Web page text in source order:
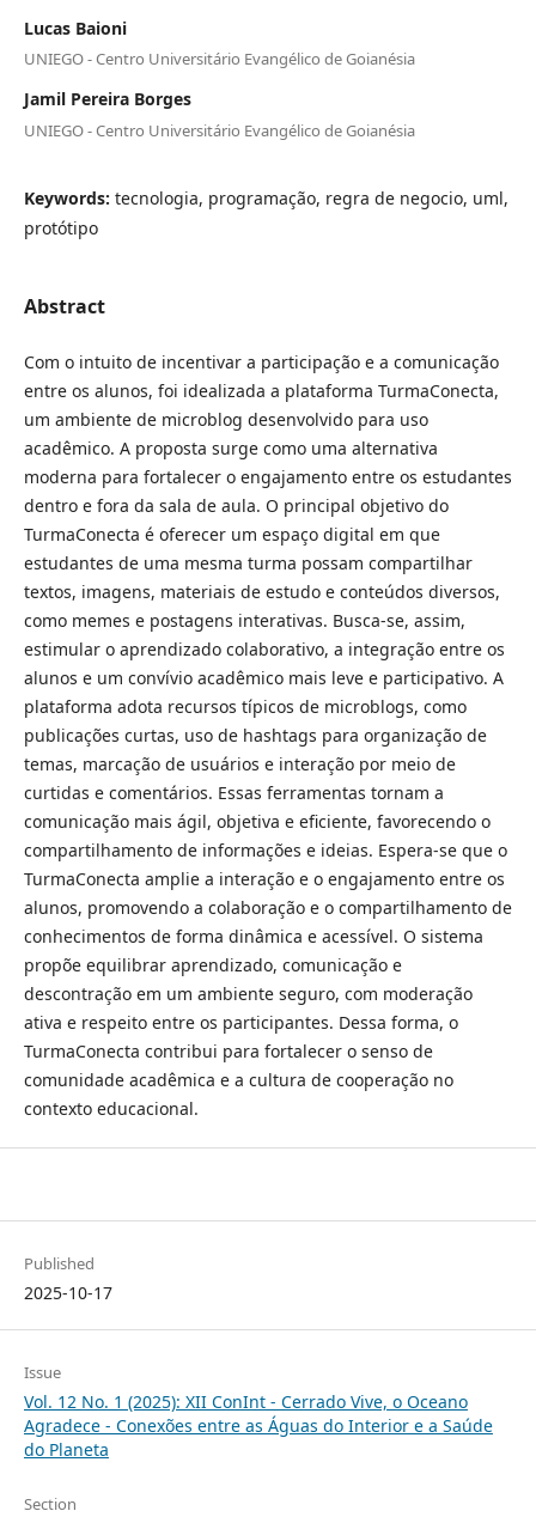
Lucas Baioni
UNIEGO - Centro Universitário Evangélico de Goianésia
Jamil Pereira Borges
UNIEGO - Centro Universitário Evangélico de Goianésia
Keywords: tecnologia, programação, regra de negocio, uml,
protótipo
Abstract
Com o intuito de incentivar a participação e a comunicação
entre os alunos, foi idealizada a plataforma TurmaConecta,
um ambiente de microblog desenvolvido para uso
acadêmico. A proposta surge como uma alternativa
moderna para fortalecer o engajamento entre os estudantes
dentro e fora da sala de aula. O principal objetivo do
TurmaConecta é oferecer um espaço digital em que
estudantes de uma mesma turma possam compartilhar
textos, imagens, materiais de estudo e conteúdos diversos,
como memes e postagens interativas. Busca-se, assim,
estimular o aprendizado colaborativo, a integração entre os
alunos e um convívio acadêmico mais leve e participativo. A
plataforma adota recursos típicos de microblogs, como
publicações curtas, uso de hashtags para organização de
temas, marcação de usuários e interação por meio de
curtidas e comentários. Essas ferramentas tornam a
comunicação mais ágil, objetiva e eficiente, favorecendo o
compartilhamento de informações e ideias. Espera-se que o
TurmaConecta amplie a interação e o engajamento entre os
alunos, promovendo a colaboração e o compartilhamento de
conhecimentos de forma dinâmica e acessível. O sistema
propõe equilibrar aprendizado, comunicação e
descontração em um ambiente seguro, com moderação
ativa e respeito entre os participantes. Dessa forma, o
TurmaConecta contribui para fortalecer o senso de
comunidade acadêmica e a cultura de cooperação no
contexto educacional.
Published
2025-10-17
Issue
Vol. 12 No. 1 (2025): XII ConInt - Cerrado Vive, o Oceano
Agradece - Conexões entre as Águas do Interior e a Saúde
do Planeta
Section